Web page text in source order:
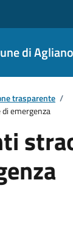
di
trasparente /
emergenza